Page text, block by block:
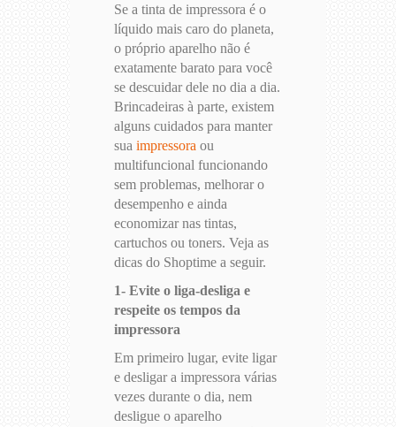
Se a tinta de impressora é o
líquido mais caro do planeta,
o próprio aparelho não é
exatamente barato para você
se descuidar dele no dia a dia.
Brincadeiras à parte, existem
alguns cuidados para manter
sua impressora ou
multifuncional funcionando
sem problemas, melhorar o
desempenho e ainda
economizar nas tintas,
cartuchos ou toners. Veja as
dicas do Shoptime a seguir.
1- Evite o liga-desliga e
respeite os tempos da
impressora
Em primeiro lugar, evite ligar
e desligar a impressora várias
vezes durante o dia, nem
desligue o aparelho